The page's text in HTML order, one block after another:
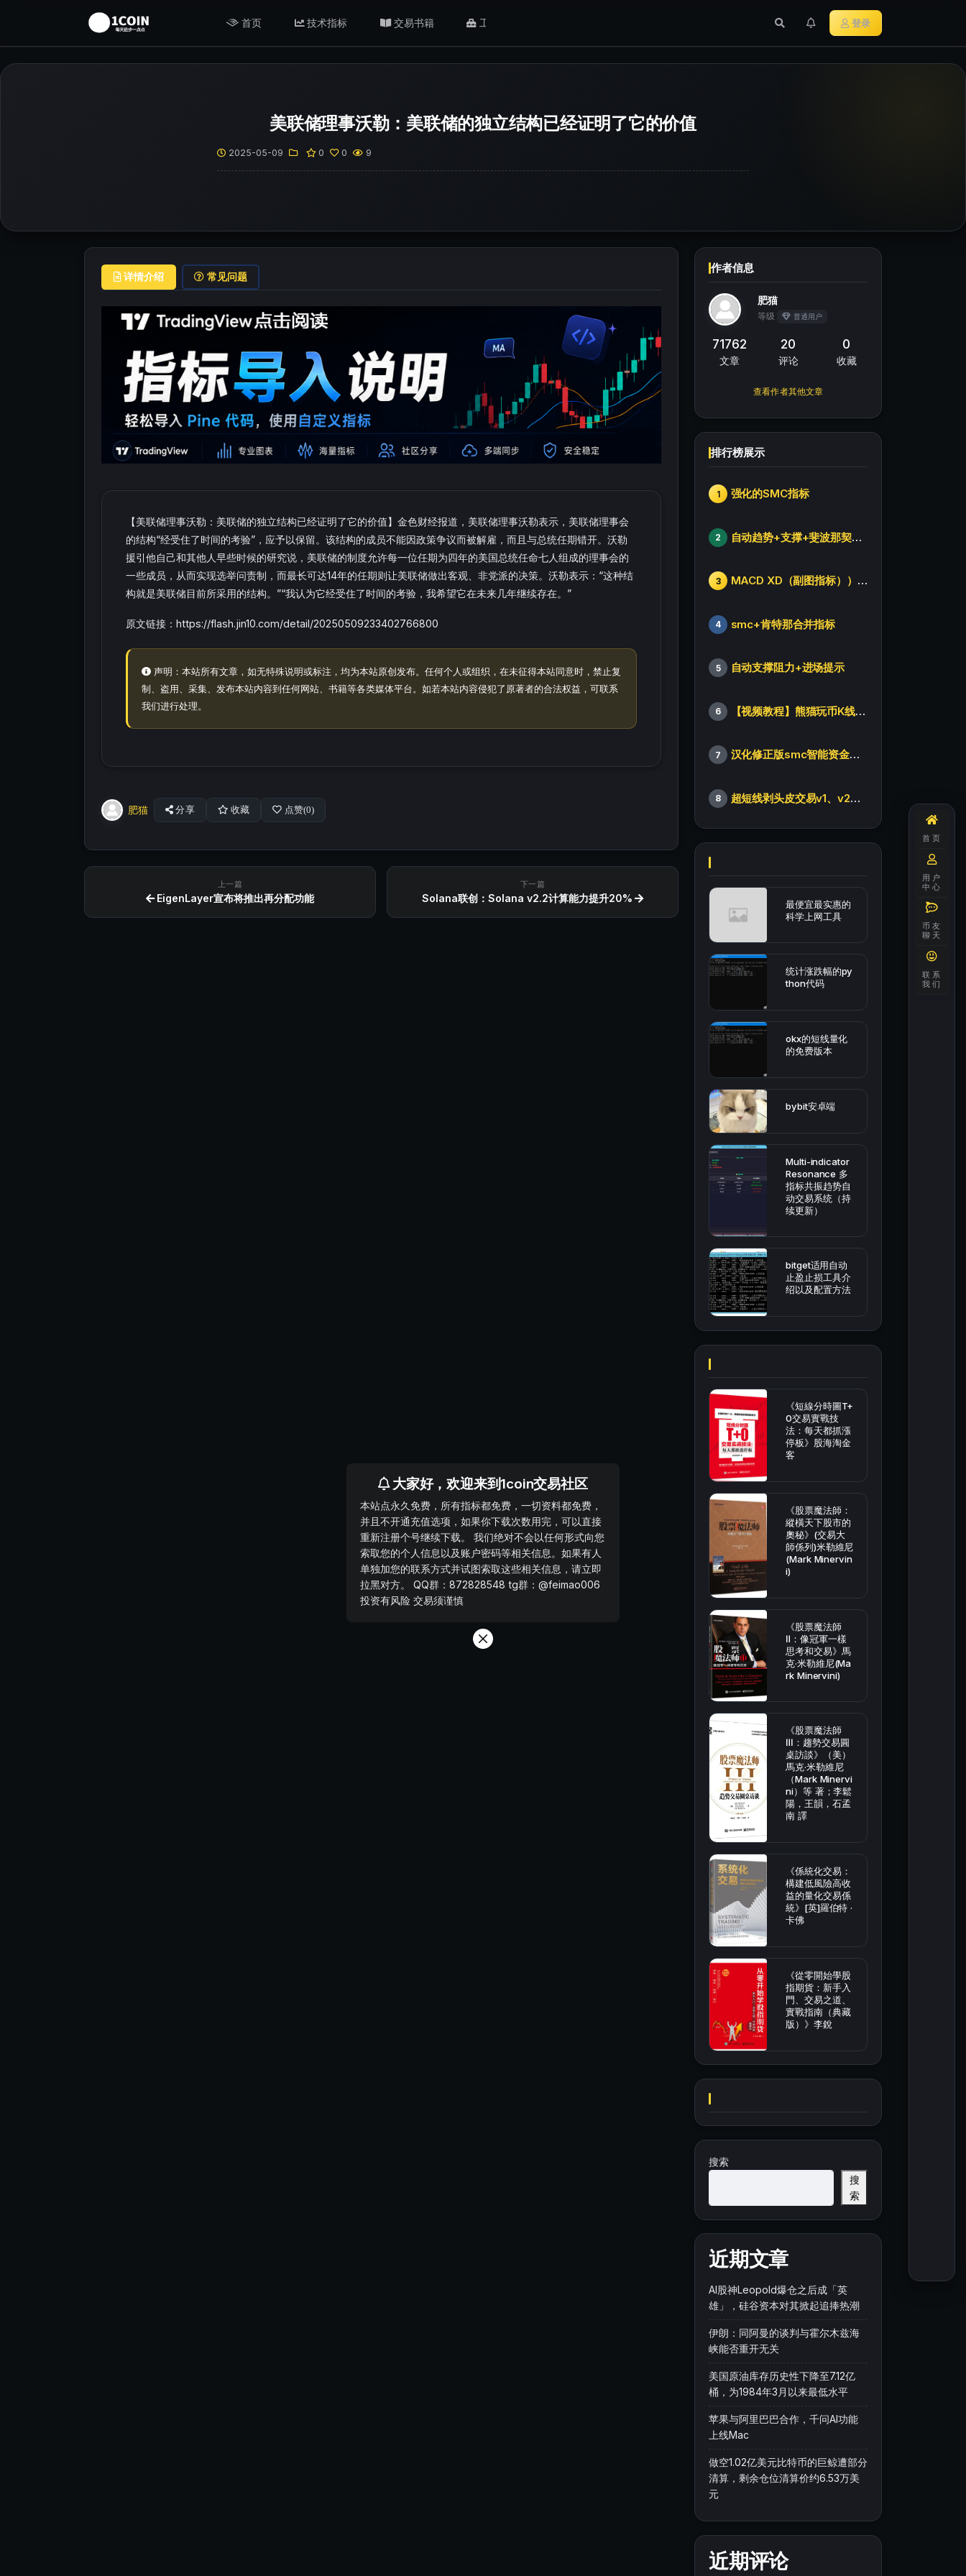
首页 技术指标 交易书籍 工具/返佣 登录
美联储理事沃勒：美联储的独立结构已经证明了它的价值
2025-05-09 0 0 9
详情介绍 常见问题
【美联储理事沃勒：美联储的独立结构已经证明了它的价值】金色财经报道，美联储理事沃勒表示，美联储理事会
的结构“经受住了时间的考验”，应予以保留。该结构的成员不能因政策争议而被解雇，而且与总统任期错开。沃勒
援引他自己和其他人早些时候的研究说，美联储的制度允许每一位任期为四年的美国总统任命七人组成的理事会的
一些成员，从而实现选举问责制，而最长可达14年的任期则让美联储做出客观、非党派的决策。沃勒表示：“这种结
构就是美联储目前所采用的结构。”“我认为它经受住了时间的考验，我希望它在未来几年继续存在。”
原文链接：https://flash.jin10.com/detail/20250509233402766800
声明：本站所有文章，如无特殊说明或标注，均为本站原创发布。任何个人或组织，在未征得本站同意时，禁止复
制、盗用、采集、发布本站内容到任何网站、书籍等各类媒体平台。如若本站内容侵犯了原著者的合法权益，可联系
我们进行处理。
肥猫 分享 收藏 点赞(0)
上一篇
EigenLayer宣布将推出再分配功能
下一篇
Solana联创：Solana v2.2计算能力提升20%
作者信息
肥猫
等级 普通用户
71762
文章
20
评论
0
收藏
查看作者其他文章
排行榜展示
1 强化的SMC指标
2 自动趋势+支撑+斐波那契+箱体
3 MACD XD（副图指标））修改版
4 smc+肯特那合并指标
5 自动支撑阻力+进场提示
6 【视频教程】熊猫玩币K线后的秘密（全集）
7 汉化修正版smc智能资金订单指标
8 超短线剥头皮交易v1、v2版本
最便宜最实惠的
科学上网工具
统计涨跌幅的py
thon代码
okx的短线量化
的免费版本
bybit安卓端
Multi-indicator
Resonance 多
指标共振趋势自
动交易系统（持
续更新）
bitget适用自动
止盈止损工具介
绍以及配置方法
《短線分時圖T+
0交易實戰技
法：每天都抓漲
停板》股海淘金
客
《股票魔法師：
縱橫天下股市的
奧秘》(交易大
師係列)米勒維尼
(Mark Minervin
i)
《股票魔法師
Ⅱ：像冠軍一樣
思考和交易》馬
克·米勒維尼(Ma
rk Minervini)
《股票魔法師
Ⅲ：趨勢交易圓
桌訪談》（美）
馬克·米勒維尼
（Mark Minervi
ni）等 著；李鬆
陽，王韻，石孟
南 譯
《係統化交易：
構建低風險高收
益的量化交易係
統》[英]羅伯特 ·
卡佛
《從零開始學股
指期貨：新手入
門、交易之道、
實戰指南（典藏
版）》李銳
搜索
搜
索
近期文章
AI股神Leopold爆仓之后成「英
雄」，硅谷资本对其掀起追捧热潮
伊朗：同阿曼的谈判与霍尔木兹海
峡能否重开无关
美国原油库存历史性下降至7.12亿
桶，为1984年3月以来最低水平
苹果与阿里巴巴合作，千问AI功能
上线Mac
做空1.02亿美元比特币的巨鲸遭部分
清算，剩余仓位清算价约6.53万美
元
近期评论
首页
用户
中心
币友
聊天
联系
我们
大家好，欢迎来到1coin交易社区
本站点永久免费，所有指标都免费，一切资料都免费，
并且不开通充值选项，如果你下载次数用完，可以直接
重新注册个号继续下载。 我们绝对不会以任何形式向您
索取您的个人信息以及账户密码等相关信息。如果有人
单独加您的联系方式并试图索取这些相关信息，请立即
拉黑对方。 QQ群：872828548 tg群：@feimao006
投资有风险 交易须谨慎